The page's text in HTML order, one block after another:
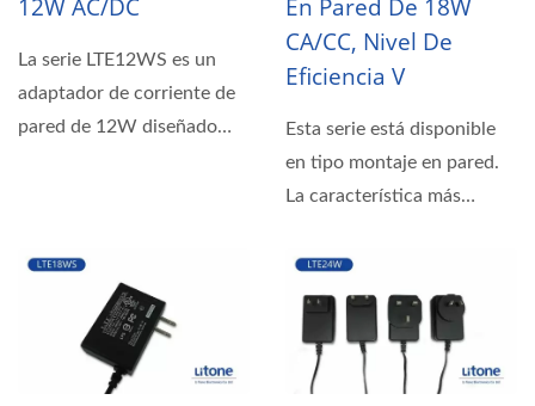
12W AC/DC
La serie LTE12WS es un
adaptador de corriente de
pared de 12W diseñado
En Pared De 18W
CA/CC, Nivel De
Eficiencia V
Esta serie está disponible
en tipo montaje en pared.
La característica más